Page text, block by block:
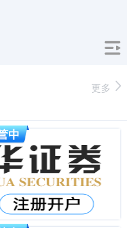
更多